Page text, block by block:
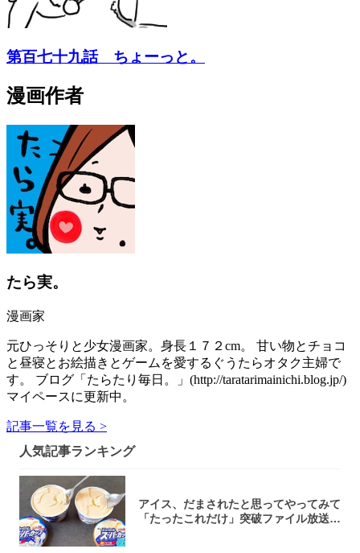
第百七十九話 ちょーっと。
漫画作者
たら実。
漫画家
元ひっそりと少女漫画家。身長１７２cm。 甘い物とチョコ
と昼寝とお絵描きとゲームを愛するぐうたらオタク主婦で
す。 ブログ「たらたり毎日。」(http://taratarimainichi.blog.jp/)
マイペースに更新中。
記事一覧を見る >
人気記事ランキング
アイス、だまされたと思ってやってみて
「たったこれだけ」突破ファイル放送で